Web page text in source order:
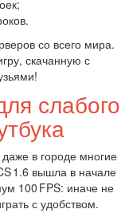
со всего мира.
скачанную с
слабого
в городе многие
1.6 вышла в начале
100 FPS: иначе не
с удобством.